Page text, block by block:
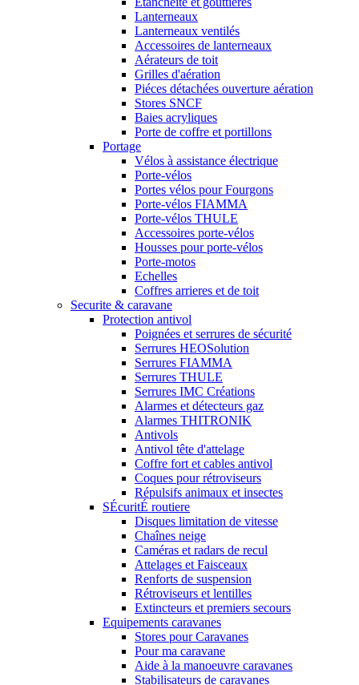
Lanterneaux
Lanterneaux ventilés
Accessoires de lanterneaux
Aérateurs de toit
Grilles d'aération
Piéces détachées ouverture aération
Stores SNCF
Baies acryliques
Porte de coffre et portillons
Portage
Vélos à assistance électrique
Porte-vélos
Portes vélos pour Fourgons
Porte-vélos FIAMMA
Porte-vélos THULE
Accessoires porte-vélos
Housses pour porte-vélos
Porte-motos
Echelles
Coffres arrieres et de toit
Securite & caravane
Protection antivol
Poignées et serrures de sécurité
Serrures HEOSolution
Serrures FIAMMA
Serrures THULE
Serrures IMC Créations
Alarmes et détecteurs gaz
Alarmes THITRONIK
Antivols
Antivol tête d'attelage
Coffre fort et cables antivol
Coques pour rétroviseurs
Répulsifs animaux et insectes
SÉcuritÉ routiere
Disques limitation de vitesse
Chaînes neige
Caméras et radars de recul
Attelages et Faisceaux
Renforts de suspension
Rétroviseurs et lentilles
Extincteurs et premiers secours
Equipements caravanes
Stores pour Caravanes
Pour ma caravane
Aide à la manoeuvre caravanes
Stabilisateurs de caravanes